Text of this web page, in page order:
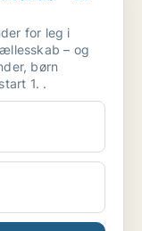
for leg i
– og
børn
1. .